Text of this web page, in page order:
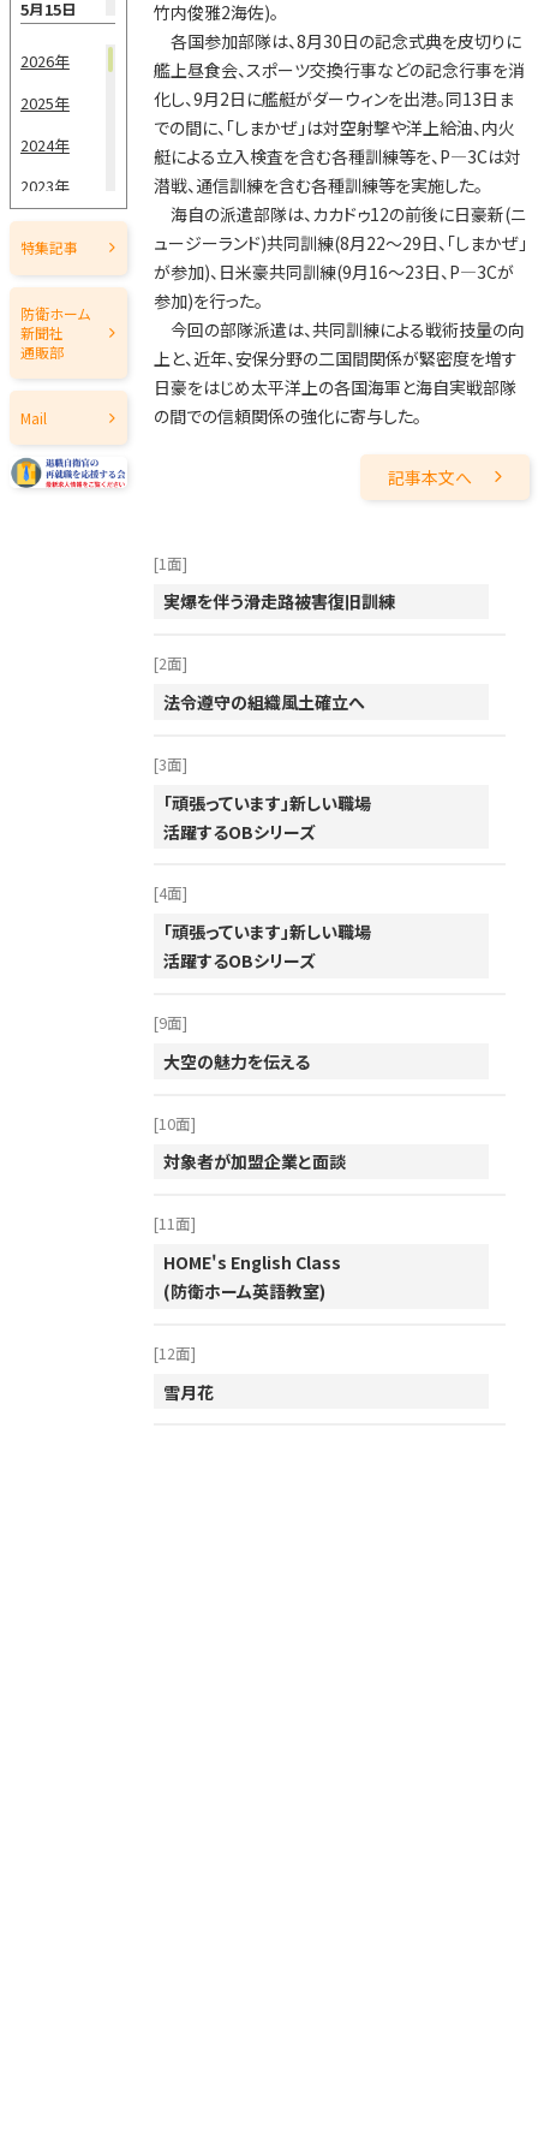
5月15日
5月1日
4月15日
4月1日
3月15日
3月1日
2月15日
2月1日
1月15日
1月1日
2026年
2025年
2024年
2023年
2022年
2020年
2019年
2018年
2016年
特集記事
防衛ホーム
新聞社
通販部
Mail
竹内俊雅2海佐)。
各国参加部隊は、8月30日の記念式典を皮切りに
艦上昼食会、スポーツ交換行事などの記念行事を消
化し、9月2日に艦艇がダーウィンを出港。同13日ま
での間に、「しまかぜ」は対空射撃や洋上給油、内火
艇による立入検査を含む各種訓練等を、P—3Cは対
潜戦、通信訓練を含む各種訓練等を実施した。
海自の派遣部隊は、カカドゥ12の前後に日豪新(ニ
ュージーランド)共同訓練(8月22～29日、「しまかぜ」
が参加)、日米豪共同訓練(9月16～23日、P—3Cが
参加)を行った。
今回の部隊派遣は、共同訓練による戦術技量の向
上と、近年、安保分野の二国間関係が緊密度を増す
日豪をはじめ太平洋上の各国海軍と海自実戦部隊
の間での信頼関係の強化に寄与した。
記事本文へ
[1面]
実爆を伴う滑走路被害復旧訓練
[2面]
法令遵守の組織風土確立へ
[3面]
「頑張っています」新しい職場
活躍するOBシリーズ
[4面]
「頑張っています」新しい職場
活躍するOBシリーズ
[9面]
大空の魅力を伝える
[10面]
対象者が加盟企業と面談
[11面]
HOME's English Class
(防衛ホーム英語教室)
[12面]
雪月花